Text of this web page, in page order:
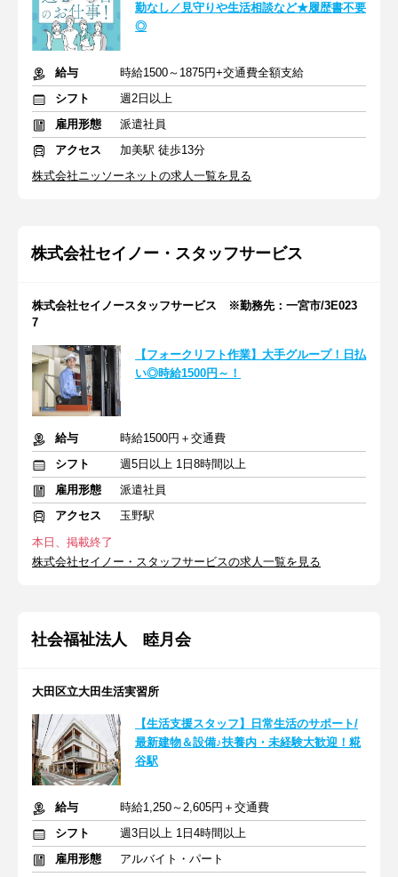
勤なし／見守りや生活相談など★履歴書不要
◎
給与
時給1500～1875円+交通費全額支給
シフト
週2日以上
雇用形態
派遣社員
アクセス
加美駅 徒歩13分
株式会社ニッソーネットの求人一覧を見る
株式会社セイノー・スタッフサービス
株式会社セイノースタッフサービス ※勤務先：一宮市/3E023
7
【フォークリフト作業】大手グループ！日払
い◎時給1500円～！
給与
時給1500円＋交通費
シフト
週5日以上 1日8時間以上
雇用形態
派遣社員
アクセス
玉野駅
本日、掲載終了
株式会社セイノー・スタッフサービスの求人一覧を見る
社会福祉法人 睦月会
大田区立大田生活実習所
【生活支援スタッフ】日常生活のサポート/
最新建物＆設備♪扶養内・未経験大歓迎！糀
谷駅
給与
時給1,250～2,605円＋交通費
シフト
週3日以上 1日4時間以上
雇用形態
アルバイト・パート